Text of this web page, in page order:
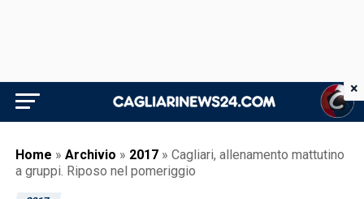
Home » Archivio » 2017 » Cagliari, allenamento mattutino
a gruppi. Riposo nel pomeriggio
×